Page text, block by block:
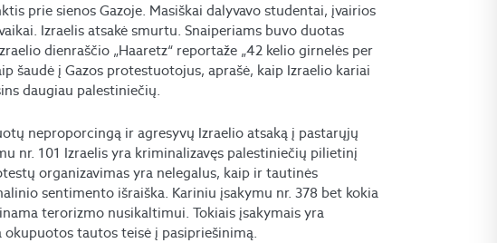
prie sienos Gazoje. Masiškai dalyvavo studentai, įvairios
Izraelis atsakė smurtu. Snaiperiams buvo duotas
dienraščio „Haaretz“ reportaže „42 kelio girnelės per
šaudė į Gazos protestuotojus, aprašė, kaip Izraelio kariai
daugiau palestiniečių.
neproporcingą ir agresyvų Izraelio atsaką į pastarųjų
nr. 101 Izraelis yra kriminalizavęs palestiniečių pilietinį
organizavimas yra nelegalus, kaip ir tautinės
sentimento išraiška. Kariniu įsakymu nr. 378 bet kokia
terorizmo nusikaltimui. Tokiais įsakymais yra
tautos teisė į pasipriešinimą.